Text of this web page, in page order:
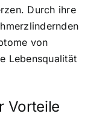
Durch ihre
von
Lebensqualität
Vorteile